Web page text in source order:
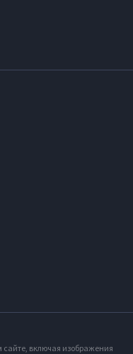
включая изображения